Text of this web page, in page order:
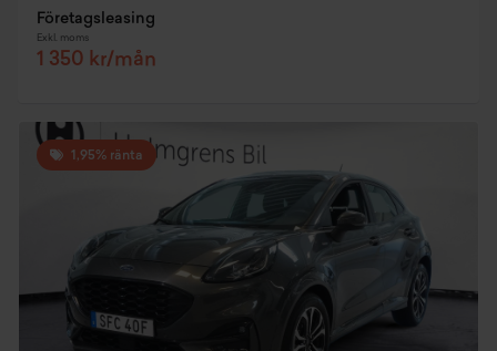
Företagsleasing
Exkl. moms
1 350 kr/mån
1,95% ränta